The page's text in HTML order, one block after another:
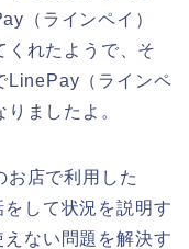
（ラインペイ）
くれたようで、そ
LinePay（ラインペ
ましたよ。
お店で利用した
して状況を説明す
ない問題を解決す